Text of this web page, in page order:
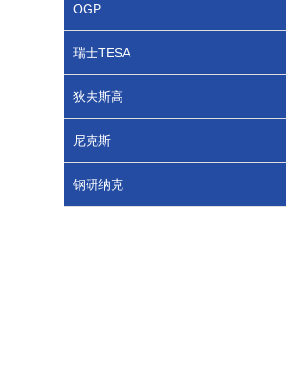
OGP
瑞士TESA
狄夫斯高
尼克斯
钢研纳克